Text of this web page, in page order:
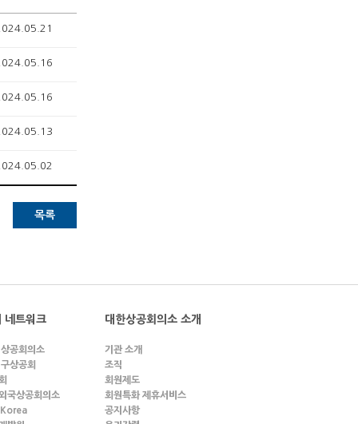
목록
네트워크
공회의소
상공회
국상공회의소
대한상공회의소 소개
기관 소개
조직
회원제도
회원특화 제휴서비스
공지사항